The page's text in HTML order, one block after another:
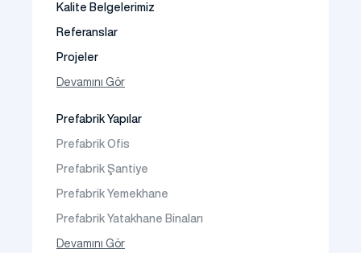
Kalite Belgelerimiz
Referanslar
Projeler
Fotoğraf Galeri
Devamını Gör
Prefabrik Yapılar
Prefabrik Ofis
Prefabrik Şantiye
Prefabrik Yemekhane
Prefabrik Yatakhane Binaları
Prefabrik Dükkan
Devamını Gör